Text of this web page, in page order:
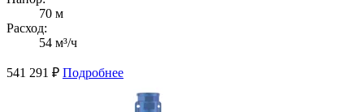
70 м
Расход:
54 м³/ч
541 291 ₽ Подробнее